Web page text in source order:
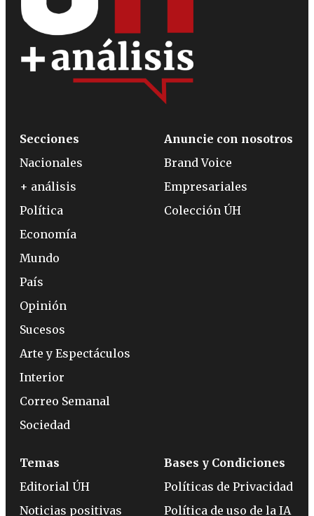
Secciones
Nacionales
+ análisis
Política
Economía
Mundo
País
Opinión
Sucesos
Arte y Espectáculos
Interior
Correo Semanal
Sociedad
Anuncie con nosotros
Brand Voice
Empresariales
Colección ÚH
Temas
Editorial ÚH
Noticias positivas
Bases y Condiciones
Políticas de Privacidad
Política de uso de la IA